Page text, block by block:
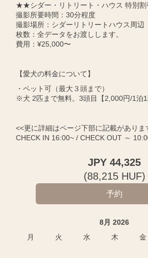
★★シダー・リトリート・ハウス 特別
撮影所要時間：30分程度
撮影場所：シダーリトリートハウス周辺
枚数：全データをお渡しします。
費用：¥25,000〜
【愛犬の料金について】
・ペット可（最大３頭まで）
※犬 2匹まで無料。3頭目【2,000円/1泊1
<<更に詳細はページ下部に記載がありま
CHECK IN 16:00~ / CHECK OUT ～
JPY 44,325
(88,215HUF)
8月 2026
月
火 水 木 金